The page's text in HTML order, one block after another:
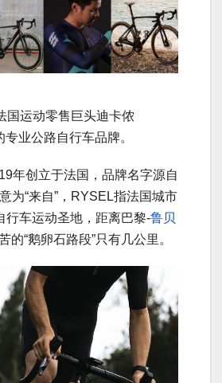
国运动零售巨头迪卡侬
业公路自行车品牌。
年创立于法国，品牌名字源自
为“来自”，RYSEL指法国城市
行车运动圣地，距离巴黎-鲁贝
的“鹅卵石路段”只有几公里。